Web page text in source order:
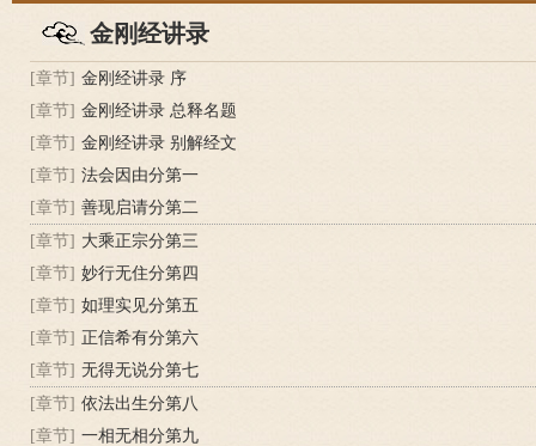
金刚经讲录
[章节] 金刚经讲录 序
[章节] 金刚经讲录 总释名题
[章节] 金刚经讲录 别解经文
[章节] 法会因由分第一
[章节] 善现启请分第二
[章节] 大乘正宗分第三
[章节] 妙行无住分第四
[章节] 如理实见分第五
[章节] 正信希有分第六
[章节] 无得无说分第七
[章节] 依法出生分第八
[章节] 一相无相分第九